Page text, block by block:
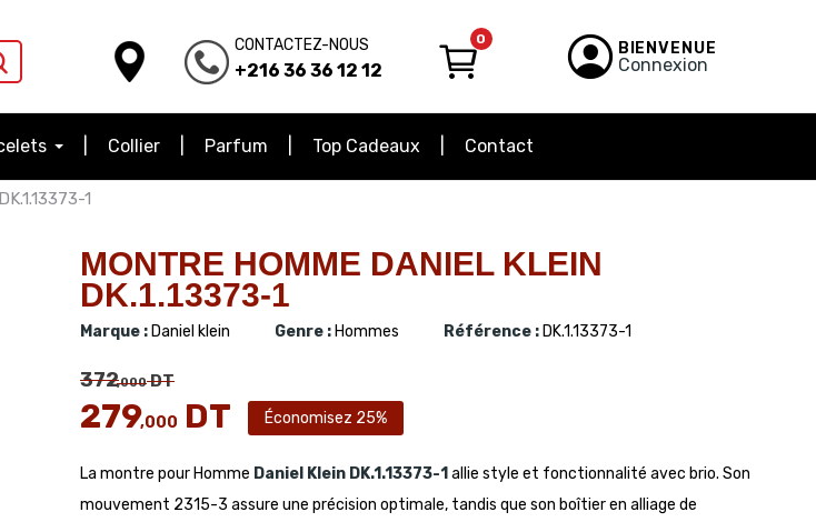
CONTACTEZ-NOUS
+216 36 36 12 12
0 BIENVENUE
Connexion
Collier Parfum Top Cadeaux Contact
1
MONTRE HOMME DANIEL KLEIN
DK.1.13373-1
Marque : Daniel klein Genre : Hommes Référence : DK.1.13373-1
372,000DT
279,000 DT Économisez 25%
La montre pour Homme Daniel Klein DK.1.13373-1 allie style et fonctionnalité avec brio. Son
mouvement 2315-3 assure une précision optimale, tandis que son boîtier en alliage de